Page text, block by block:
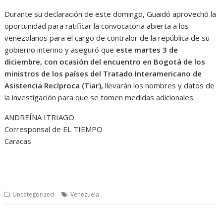
Durante su declaración de este domingo, Guaidó aprovechó la
oportunidad para ratificar la convocatoria abierta a los
venezolanos para el cargo de contralor de la república de su
gobierno interino y aseguró que este martes 3 de
diciembre, con ocasión del encuentro en Bogotá de los
ministros de los países del Tratado Interamericano de
Asistencia Recíproca (Tiar),llevarán los nombres y datos de
la investigación para que se tomen medidas adicionales.
ANDREÍNA ITRIAGO
Corresponsal de EL TIEMPO
Caracas
Uncategorized Venezuela